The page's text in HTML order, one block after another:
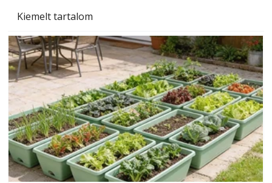
Kiemelt tartalom